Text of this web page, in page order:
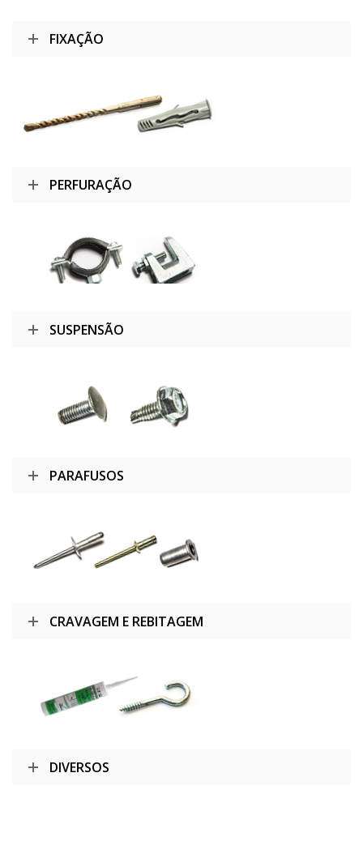
FIXAÇÃO
PERFURAÇÃO
SUSPENSÃO
PARAFUSOS
CRAVAGEM E REBITAGEM
DIVERSOS